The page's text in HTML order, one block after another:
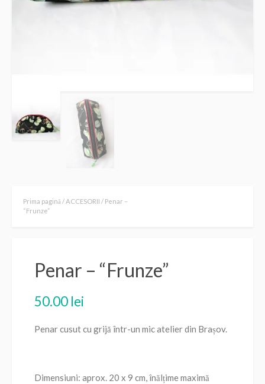
Prima pagină /ACCESORII / Penar –
“Frunze”
Penar – “Frunze”
50.00 lei
Penar cusut cu grijă într-un mic atelier din Brașov.
Dimensiuni: aprox. 20 x 9 cm, înălțime maximă